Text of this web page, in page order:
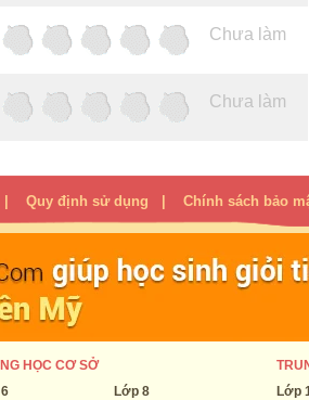
Chưa làm
Chưa làm
Quy định sử dụng Chính sách bảo
HỌC CƠ SỞ
Lớp 8
Lớp